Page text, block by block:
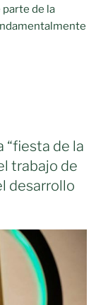
parte de la
“fiesta de la
trabajo de
desarrollo